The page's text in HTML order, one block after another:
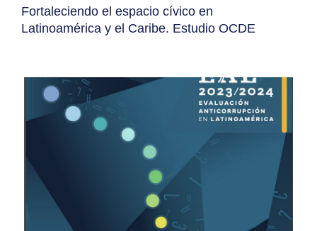
Fortaleciendo el espacio cívico en
Latinoamérica y el Caribe. Estudio OCDE